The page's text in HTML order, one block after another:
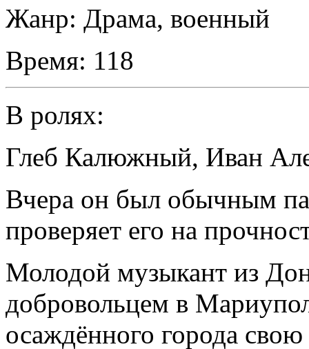
Жанр: Драма, военный
Время: 118
В ролях:
Глеб Калюжный, Иван
Вчера он был обычным
проверяет его на
Молодой музыкант из
добровольцем в
осаждённого города свою